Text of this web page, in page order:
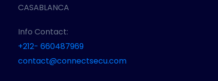
CASABLANCA
Info Contact:
+212- 660487969
contact@connectsecu.com